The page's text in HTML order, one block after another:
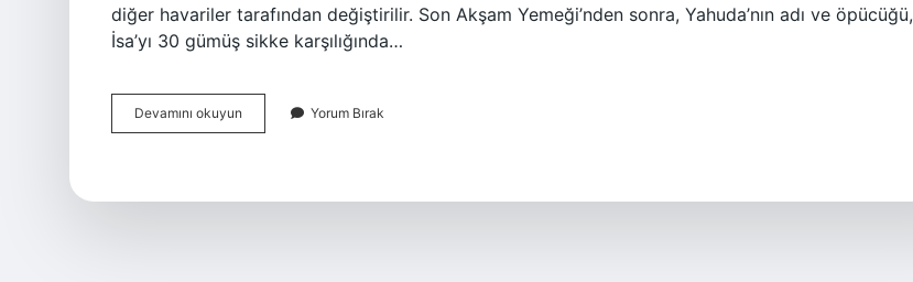
diğer havariler tarafından değiştirilir. Son Akşam Yemeği’nden sonra, Yahuda’nın adı ve öpücüğü,
İsa’yı 30 gümüş sikke karşılığında…
Devamını okuyun
Kime
Yorum Bırak